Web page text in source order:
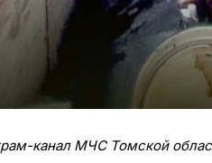
канал МЧС Томской